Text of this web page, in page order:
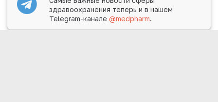
здравоохранения теперь и в нашем
Telegram-канале@medpharm.